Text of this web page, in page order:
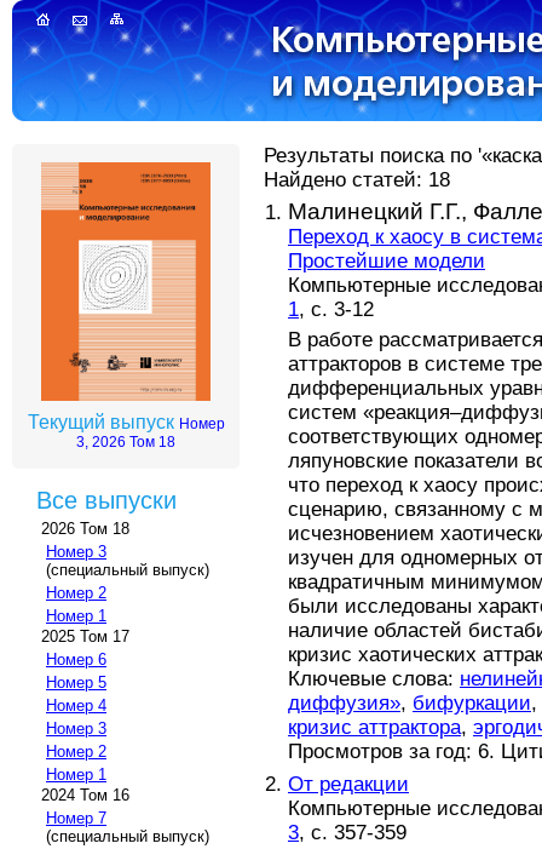
Текущий выпуск Номер
3, 2026 Том 18
Все выпуски
2026 Том 18
Номер 3
(специальный выпуск)
Номер 2
Номер 1
2025 Том 17
Номер 6
Номер 5
Номер 4
Номер 3
Номер 2
Номер 1
2024 Том 16
Номер 7
(специальный выпуск)
Результаты поиска по
Найдено статей: 18
Малинецкий Г.Г.,
Переход к хаосу в
Простейшие модели
Компьютерные
1, с. 3-12
В работе
аттракторов в системе
дифференциальных
систем
соответствующих
ляпуновские показатели
что переход к хаосу
сценарию, связанному с
исчезновением
изучен для одномерных
квадратичным
были исследованы
наличие областей
кризис хаотических
Ключевые слова:
диффузия», бифуркации,
кризис аттрактора,
Просмотров за год: 6.
От редакции
Компьютерные
3, с. 357-359